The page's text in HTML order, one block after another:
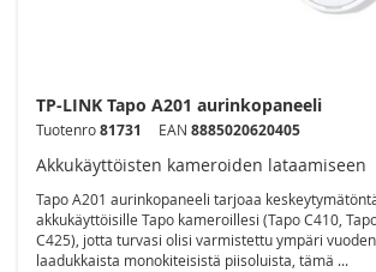
TP-LINK Tapo A201 aurinkopaneeli
Tuotenro81731 EAN 8885020620405
Akkukäyttöisten kameroiden lataamiseen
Tapo A201 aurinkopaneeli tarjoaa
akkukäyttöisille Tapo kameroillesi (Tapo C410,
C425), jotta turvasi olisi varmistettu ympäri
laadukkaista monokiteisistä piisoluista, tämä ...